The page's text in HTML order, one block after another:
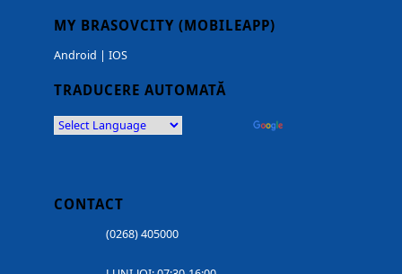
MY BRASOVCITY (MOBILEAPP)
Android | IOS
TRADUCERE AUTOMATĂ
CONTACT
(0268) 405000